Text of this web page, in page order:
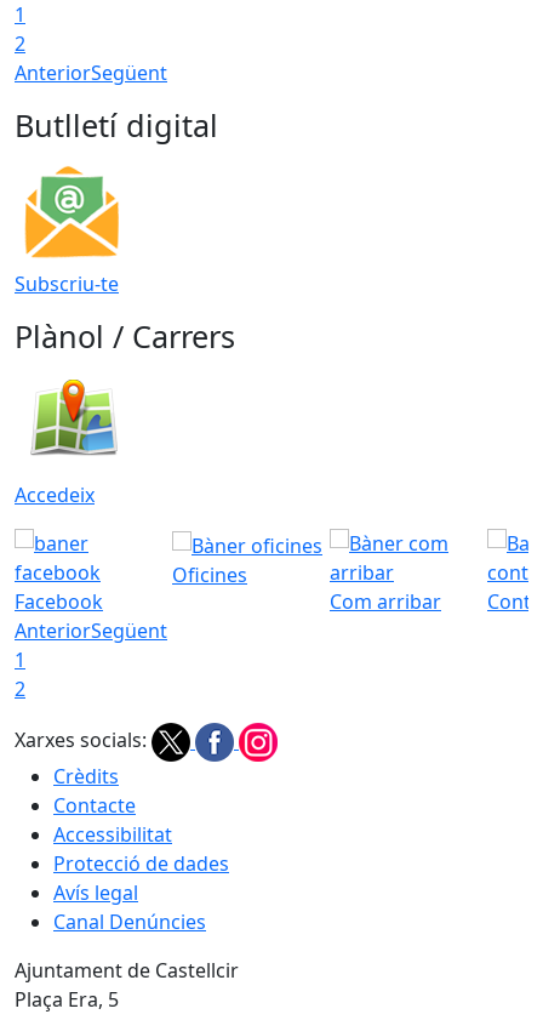
1
2
AnteriorSegüent
Butlletí digital
Subscriu-te
Plànol / Carrers
Accedeix
Facebook
Oficines
Com arribar
AnteriorSegüent
1
2
Xarxes socials:
Crèdits
Contacte
Accessibilitat
Protecció de dades
Avís legal
Canal Denúncies
Ajuntament de Castellcir
Plaça Era, 5